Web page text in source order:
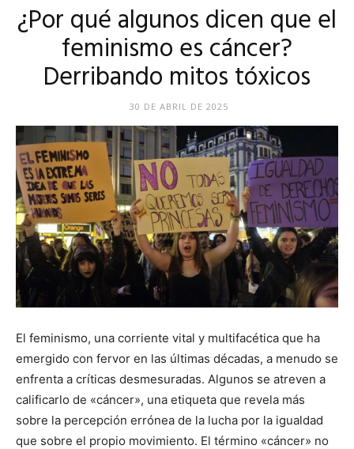
¿Por qué algunos dicen que el
feminismo es cáncer?
Derribando mitos tóxicos
30 DE ABRIL DE 2025
El feminismo, una corriente vital y multifacética que ha
emergido con fervor en las últimas décadas, a menudo se
enfrenta a críticas desmesuradas. Algunos se atreven a
calificarlo de «cáncer», una etiqueta que revela más
sobre la percepción errónea de la lucha por la igualdad
que sobre el propio movimiento. El término «cáncer» no